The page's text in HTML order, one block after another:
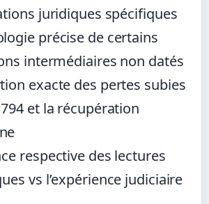
juridiques spécifiques
précise de certains
intermédiaires non datés
exacte des pertes subies
et la récupération
respective des lectures
vs l’expérience judiciaire